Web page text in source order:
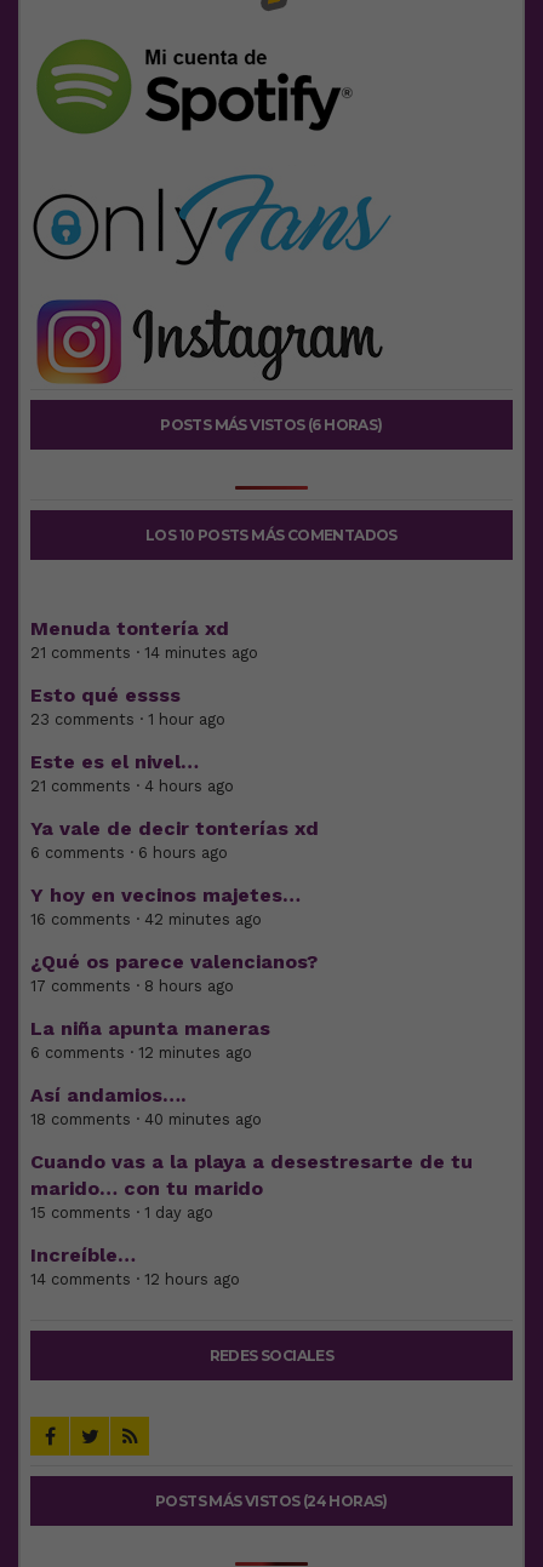
POSTS MÁS VISTOS (6 HORAS)
LOS 10 POSTS MÁS COMENTADOS
Menuda tontería xd
21 comments · 14 minutes ago
Esto qué essss
23 comments · 1 hour ago
Este es el nivel…
21 comments · 4 hours ago
Ya vale de decir tonterías xd
6 comments · 6 hours ago
Y hoy en vecinos majetes…
16 comments · 42 minutes ago
¿Qué os parece valencianos?
17 comments · 8 hours ago
La niña apunta maneras
6 comments · 12 minutes ago
Así andamios….
18 comments · 40 minutes ago
Cuando vas a la playa a desestresarte de tu
marido… con tu marido
15 comments · 1 day ago
Increíble…
14 comments · 12 hours ago
REDES SOCIALES
POSTS MÁS VISTOS (24 HORAS)